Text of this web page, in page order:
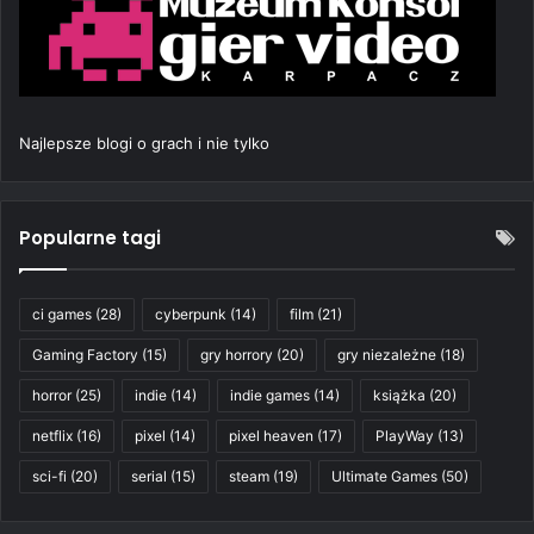
Najlepsze blogi o grach i nie tylko
Popularne tagi
ci games (28) cyberpunk (14) film (21)
Gaming Factory (15) gry horrory (20) gry niezależne (18)
horror(25) indie (14) indie games (14) książka (20)
netflix (16) pixel (14) pixel heaven (17) PlayWay (13)
sci-fi (20) serial (15) steam (19) Ultimate Games (50)